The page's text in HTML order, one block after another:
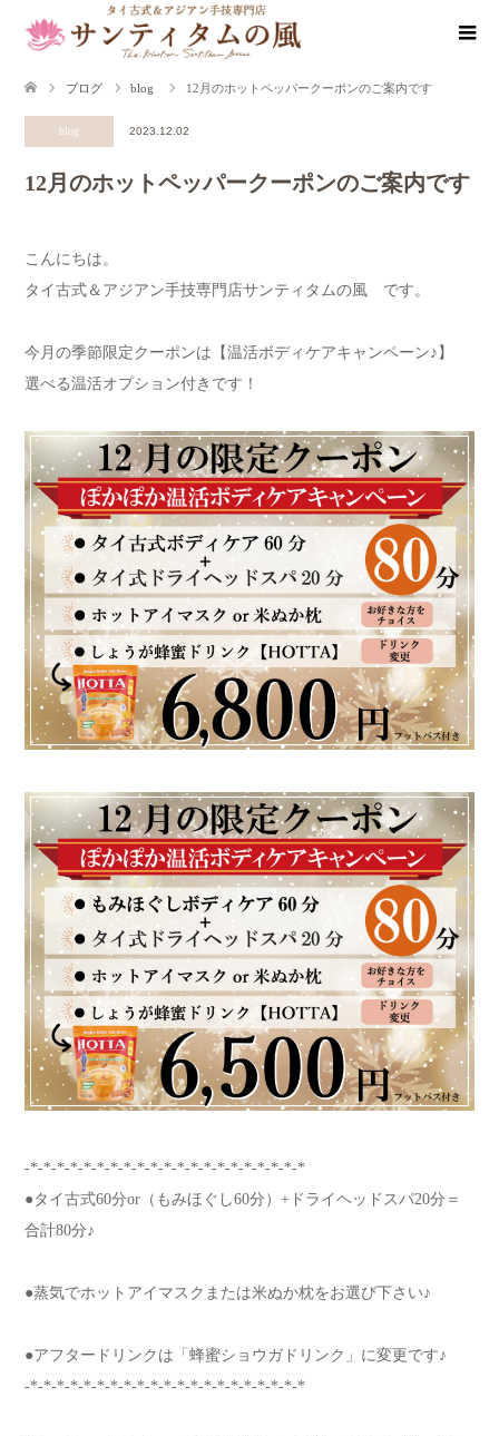
ブログ blog 12月のホットペッパークーポンのご案内です
blog 2023.12.02
12月のホットペッパークーポンのご案内です
こんにちは。
タイ古式＆アジアン手技専門店サンティタムの風 です。
今月の季節限定クーポンは【温活ボディケアキャンペーン♪】
選べる温活オプション付きです！
-*-*-*-*-*-*-*-*-*-*-*-*-*-*-*-*-*-*-*-*-*
●タイ古式60分or（もみほぐし60分）+ドライヘッドスパ20分＝
合計80分♪
●蒸気でホットアイマスクまたは米ぬか枕をお選び下さい♪
●アフタードリンクは「蜂蜜ショウガドリンク」に変更です♪
-*-*-*-*-*-*-*-*-*-*-*-*-*-*-*-*-*-*-*-*-*